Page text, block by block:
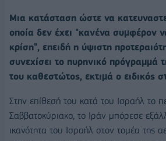
Μια κατάσταση ώστε να
οποία δεν έχει "κανένα συμφέρον
κρίση", επειδή η ύψιστη
συνεχίσει το πυρηνικό πρόγραμμά
του καθεστώτος, εκτιμά ο ειδικός
Στην επίθεσή του κατά του Ισραήλ το
Σαββατοκύριακο, το Ιράν μπόρεσε
ικανότητα του Ισραήλ στον τομέα της